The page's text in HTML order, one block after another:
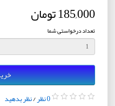
185,000 تومان
تعداد درخواستی شما
0 نظر /نظر بدهید